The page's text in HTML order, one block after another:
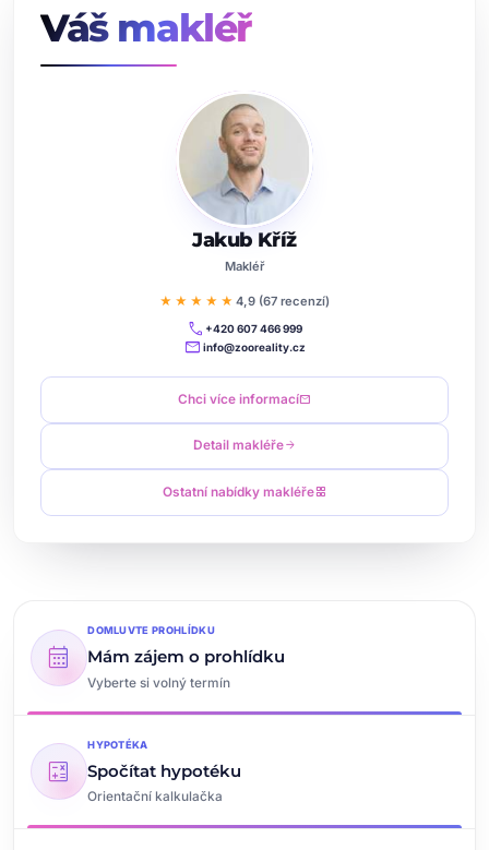
Váš makléř
Jakub Kříž
Makléř
★★★★★ 4,9 (67 recenzí)
call +420 607 466 999
mail info@zooreality.cz
Chci více informacímail
Detail makléřearrow_forward
Ostatní nabídky makléřegrid_view
calendar_month
DOMLUVTE PROHLÍDKU
Mám zájem o prohlídku
Vyberte si volný termín
calculate
HYPOTÉKA
Spočítat hypotéku
Orientační kalkulačka